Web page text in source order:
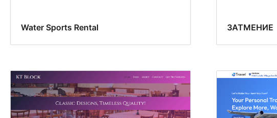
Water Sports Rental ЗАТМЕНИЕ